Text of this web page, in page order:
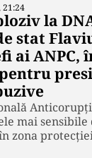
21:24
la
stat
ai ANPC,
mai sensibile
zona